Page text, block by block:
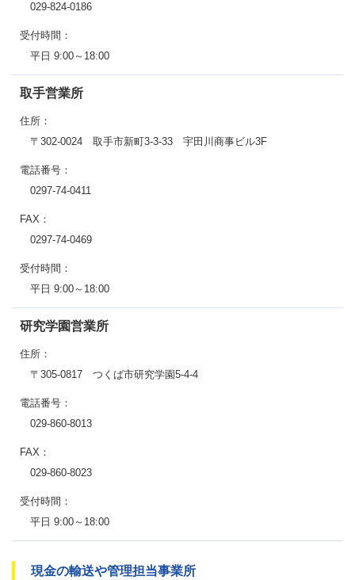
029-824-0186
受付時間：
平日 9:00～18:00
取手営業所
住所：
〒302-0024 取手市新町3-3-33 宇田川商事ビル3F
電話番号：
0297-74-0411
FAX：
0297-74-0469
受付時間：
平日 9:00～18:00
研究学園営業所
住所：
〒305-0817 つくば市研究学園5-4-4
電話番号：
029-860-8013
FAX：
029-860-8023
受付時間：
平日 9:00～18:00
現金の輸送や管理担当事業所